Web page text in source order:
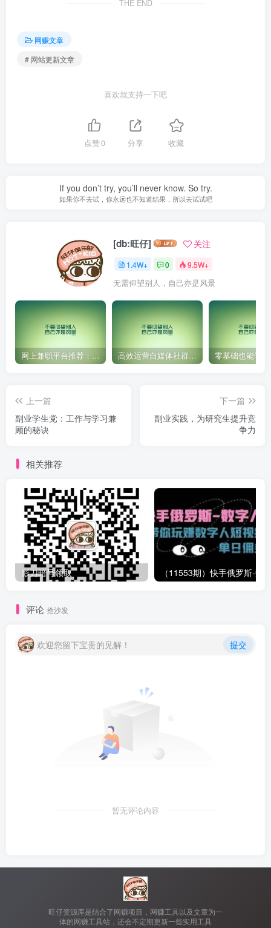
THE END
网赚文章
# 网站更新文章
喜欢就支持一下吧
点赞0 分享 收藏
If you don’t try, you’ll never know. So try.
如果你不去试，你永远也不知道结果，所以去试试吧
[db:旺仔] 关注
1.4W+ 0 9.5W+
无需仰望别人，自己亦是风景
网上兼职平台推荐：国外网赚任务！ 高效运营自媒体社群，让内容更有价值！
上一篇
副业学生党：工作与学习兼
顾的秘诀
下一篇
副业实践，为研究生提升竞
争力
相关推荐
影刀暗号领取
评论 抢沙发
欢迎您留下宝贵的见解！ 提交
暂无评论内容
旺仔资源库是结合了网赚项目，网赚工具以及文章为一
体的网赚工具站，还会不定期更新一些实用工具